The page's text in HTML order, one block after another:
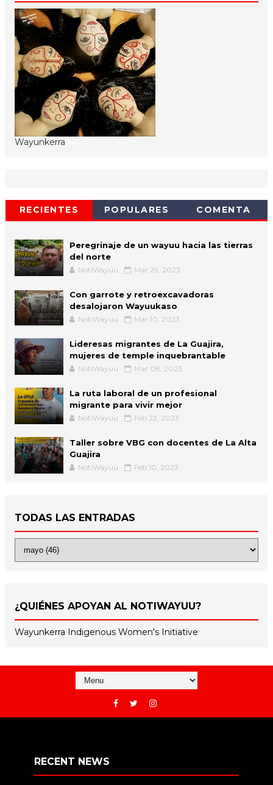
Wayunkerra
RECIENTES POPULARES COMENTA
Peregrinaje de un wayuu hacia las tierras
del norte
NotiWayuu Mar 29, 2023
Con garrote y retroexcavadoras
desalojaron Wayuukaso
NotiWayuu Mar 10, 2023
Lideresas migrantes de La Guajira,
mujeres de temple inquebrantable
NotiWayuu Mar 08, 2023
La ruta laboral de un profesional
migrante para vivir mejor
NotiWayuu Feb 23, 2023
Taller sobre VBG con docentes de La Alta
Guajira
NotiWayuu Feb 10, 2023
TODAS LAS ENTRADAS
¿QUIÉNES APOYAN AL NOTIWAYUU?
Wayunkerra Indigenous Women's Initiative
RECENT NEWS